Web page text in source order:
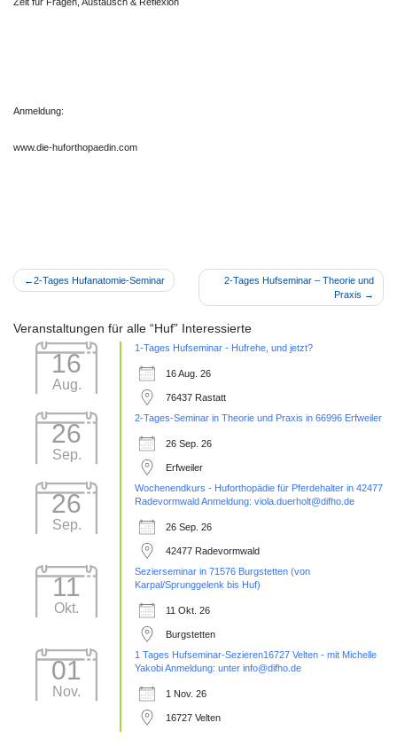
Anmeldung:
www.die-huforthopaedin.com
Beitragsnavigation
2-Tages Hufanatomie-Seminar
2-Tages Hufseminar – Theorie und
Praxis
Veranstaltungen für alle “Huf” Interessierte
16
Aug.
1-Tages Hufseminar - Hufrehe, und jetzt?
16 Aug. 26
76437 Rastatt
26
Sep.
2-Tages-Seminar in Theorie und Praxis in 66996 Erfweiler
26 Sep. 26
Erfweiler
26
Sep.
Wochenendkurs - Huforthopädie für Pferdehalter in 42477
Radevormwald Anmeldung: viola.duerholt@difho.de
26 Sep. 26
42477 Radevormwald
11
Okt.
Sezierseminar in 71576 Burgstetten (von
Karpal/Sprunggelenk bis Huf)
11 Okt. 26
Burgstetten
01
Nov.
1 Tages Hufseminar-Sezieren16727 Velten - mit Michelle
Yakobi Anmeldung: unter info@difho.de
1 Nov. 26
16727 Velten